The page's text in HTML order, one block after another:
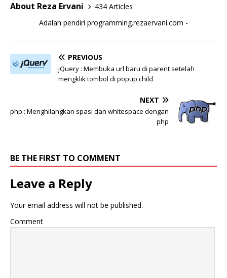
About Reza Ervani
434 Articles
Adalah pendiri programming.rezaervani.com -
PREVIOUS
jQuery : Membuka url baru di parent setelah
mengklik tombol di popup child
NEXT
php : Menghilangkan spasi dan whitespace dengan
php
BE THE FIRST TO COMMENT
Leave a Reply
Your email address will not be published.
Comment